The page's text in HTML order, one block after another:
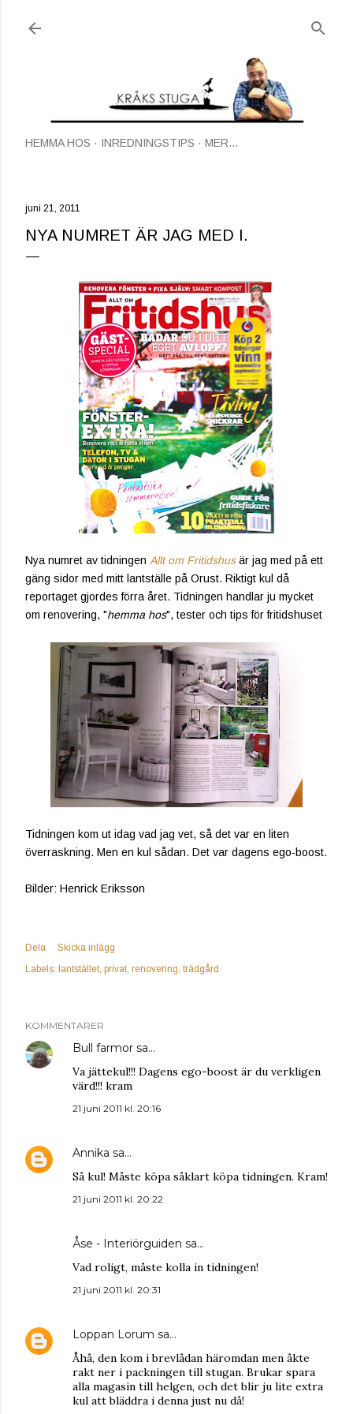
HEMMA HOS INREDNINGSTIPS MER…
juni 21, 2011
NYA NUMRET ÄR JAG MED I.
Nya numret av tidningen Allt om Fritidshusär jag med på ett
gäng sidor med mitt lantställe på Orust. Riktigt kul då
reportaget gjordes förra året. Tidningen handlar ju mycket
om renovering, "hemma hos", tester och tips för fritidshuset
Tidningen kom ut idag vad jag vet, så det var en liten
överraskning. Men en kul sådan. Det var dagens ego-boost.
Bilder: Henrick Eriksson
Dela
Skicka inlägg
Labels: lantstället privat renovering trädgård
KOMMENTARER
Bull farmor sa…
Va jättekul!!! Dagens ego-boost är du verkligen
värd!!! kram
21 juni 2011 kl. 20:16
Annika sa…
Så kul! Måste köpa såklart köpa tidningen. Kram!
21 juni 2011 kl. 20:22
Åse - Interiörguiden sa…
Vad roligt, måste kolla in tidningen!
21 juni 2011 kl. 20:31
Loppan Lorum sa…
Åhå, den kom i brevlådan häromdan men åkte
rakt ner i packningen till stugan. Brukar spara
alla magasin till helgen, och det blir ju lite extra
kul att bläddra i denna just nu då!